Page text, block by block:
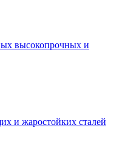
высокопрочных и
и жаростойких сталей